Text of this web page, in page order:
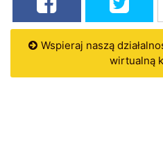
Wspieraj naszą
wirtualną